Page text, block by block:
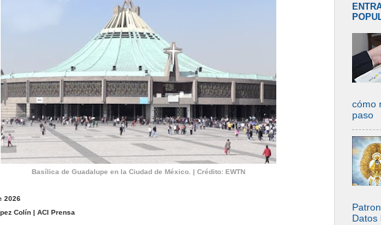
Basílica de Guadalupe en la Ciudad de México. | Crédito: EWTN
2026
Colín | ACI Prensa
cómo
paso
Datos